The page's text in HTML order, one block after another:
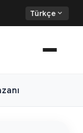
Türkçe expand_more